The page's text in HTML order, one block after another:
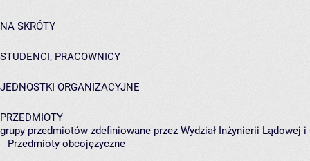
NA SKRÓTY
STUDENCI, PRACOWNICY
JEDNOSTKI ORGANIZACYJNE
PRZEDMIOTY
grupy przedmiotów zdefiniowane przez Wydział Inżynierii Lądowej
Przedmioty obcojęzyczne